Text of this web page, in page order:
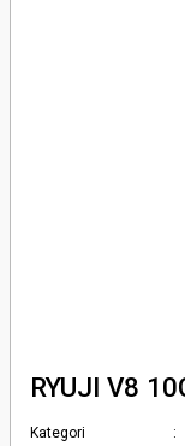
RYUJI V8
Kategori